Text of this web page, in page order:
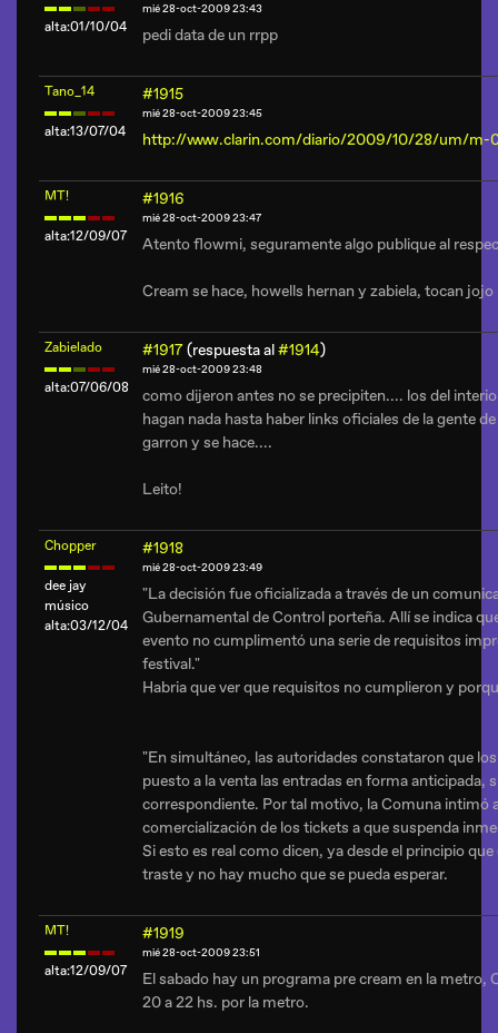
alta:01/10/04
mié 28-oct-2009 23:43
pedi data de un rrpp
Tano_14
alta:13/07/04
#1915
mié 28-oct-2009 23:45
http://www.clarin.com/diario/2009/10/28/um/m-
MT!
alta:12/09/07
#1916
mié 28-oct-2009 23:47
Atento flowmi, seguramente algo publique al
Cream se hace, howells hernan y zabiela, tocan jojo
Zabielado
alta:07/06/08
#1917(respuesta al#1914)
mié 28-oct-2009 23:48
como dijeron antes no se precipiten.... los del
hagan nada hasta haber links oficiales de la gente
garron y se hace....
Leito!
Chopper
dee jay
músico
alta:03/12/04
#1918
mié 28-oct-2009 23:49
"La decisión fue oficializada a través de un
Gubernamental de Control porteña. Allí se indica
evento no cumplimentó una serie de requisitos
festival."
Habria que ver que requisitos no cumplieron y
"En simultáneo, las autoridades constataron que
puesto a la venta las entradas en forma anticipada,
correspondiente. Por tal motivo, la Comuna intimó
comercialización de los tickets a que suspenda
Si esto es real como dicen, ya desde el principio
traste y no hay mucho que se pueda esperar.
MT!
alta:12/09/07
#1919
mié 28-oct-2009 23:51
El sabado hay un programa pre cream en la
20 a 22 hs. por la metro.